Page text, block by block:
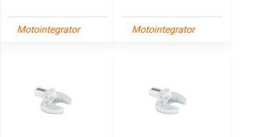
Motointegrator Motointegrator